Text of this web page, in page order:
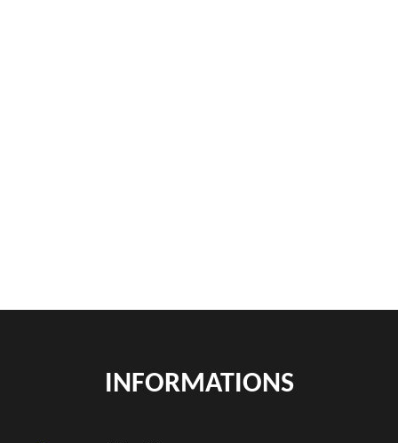
INFORMATIONS